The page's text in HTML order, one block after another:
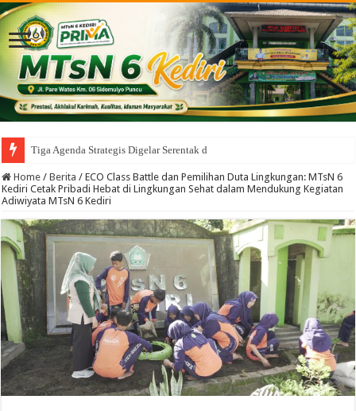
Tiga Agenda Strategis Digelar Serentak di MTsN 6 Ked
Home / Berita / ECO Class Battle dan Pemilihan Duta Lingkungan: MTsN 6
Kediri Cetak Pribadi Hebat di Lingkungan Sehat dalam Mendukung Kegiatan
Adiwiyata MTsN 6 Kediri